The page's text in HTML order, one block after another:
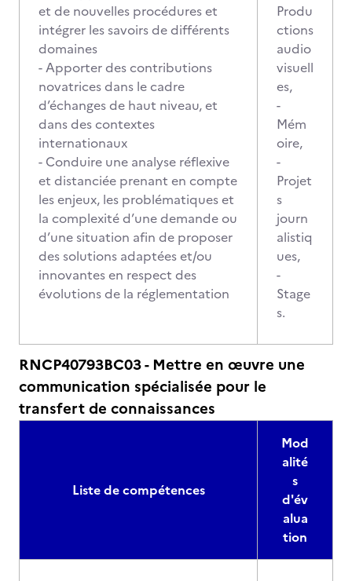
et de nouvelles procédures et
intégrer les savoirs de différents
domaines
- Apporter des contributions
novatrices dans le cadre
d’échanges de haut niveau, et
dans des contextes
internationaux
- Conduire une analyse réflexive
et distanciée prenant en compte
les enjeux, les problématiques et
la complexité d’une demande ou
d’une situation afin de proposer
des solutions adaptées et/ou
innovantes en respect des
évolutions de la réglementation
Produ
ctions
audio
visuell
es,
-
Mém
oire,
-
Projet
s
journ
alistiq
ues,
-
Stage
s.
RNCP40793BC03 - Mettre en œuvre une
communication spécialisée pour le
transfert de connaissances
Liste de compétences
Mod
alité
s
d'év
alua
tion